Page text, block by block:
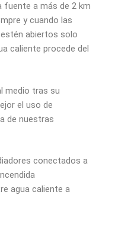
fuente a más de 2 km
y cuando las
abiertos solo
caliente procede del
medio tras su
el uso de
de nuestras
conectados a
agua caliente a